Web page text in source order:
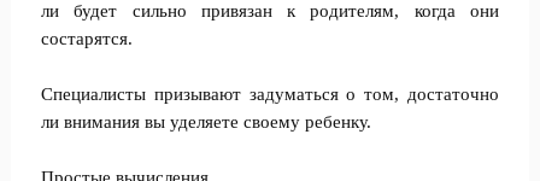
ли будет сильно привязан к родителям, когда они
состарятся.
Специалисты призывают задуматься о том, достаточно
ли внимания вы уделяете своему ребенку.